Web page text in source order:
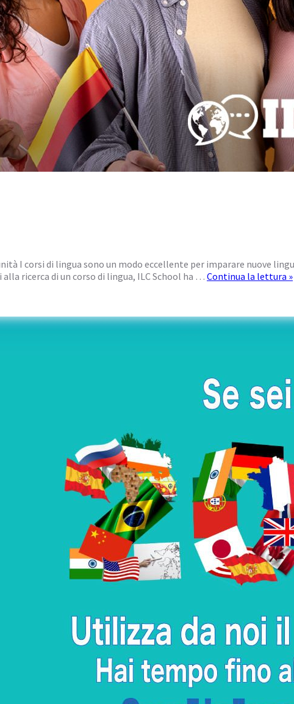
I corsi di lingua sono un modo eccellente per imparare nuove
ricerca di un corso di lingua, ILC School ha … Continua la lettura »